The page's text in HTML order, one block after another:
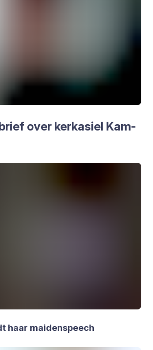
over kerk­asiel Kam­
haar mai­den­speech